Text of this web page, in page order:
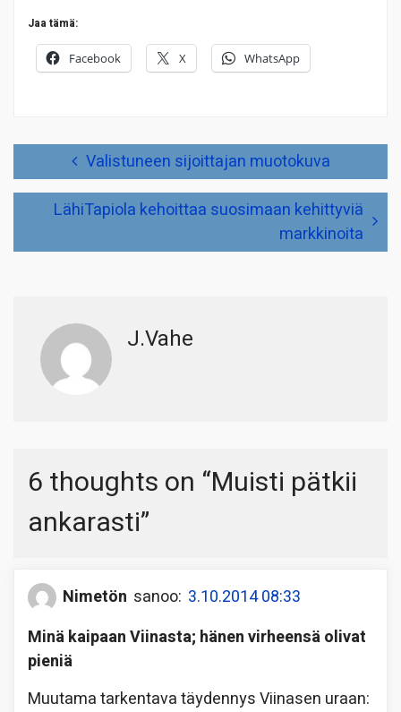
Jaa tämä:
Facebook X WhatsApp
Valistuneen sijoittajan muotokuva
LähiTapiola kehoittaa suosimaan kehittyviä
markkinoita
J.Vahe
6 thoughts on “Muisti pätkii
ankarasti”
Nimetön sanoo: 3.10.2014 08:33
Minä kaipaan Viinasta; hänen virheensä olivat
pieniä
Muutama tarkentava täydennys Viinasen uraan: